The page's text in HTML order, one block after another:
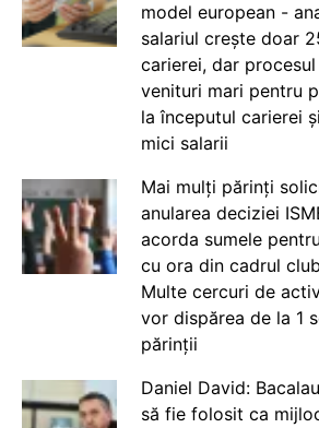
model european -
salariul crește doar
carierei, dar
venituri mari pentru
la începutul carierei
mici salarii
Mai mulți părinți
anularea deciziei
acorda sumele
cu ora din cadrul
Multe cercuri de
vor dispărea de la 1
părinții
Daniel David:
să fie folosit ca